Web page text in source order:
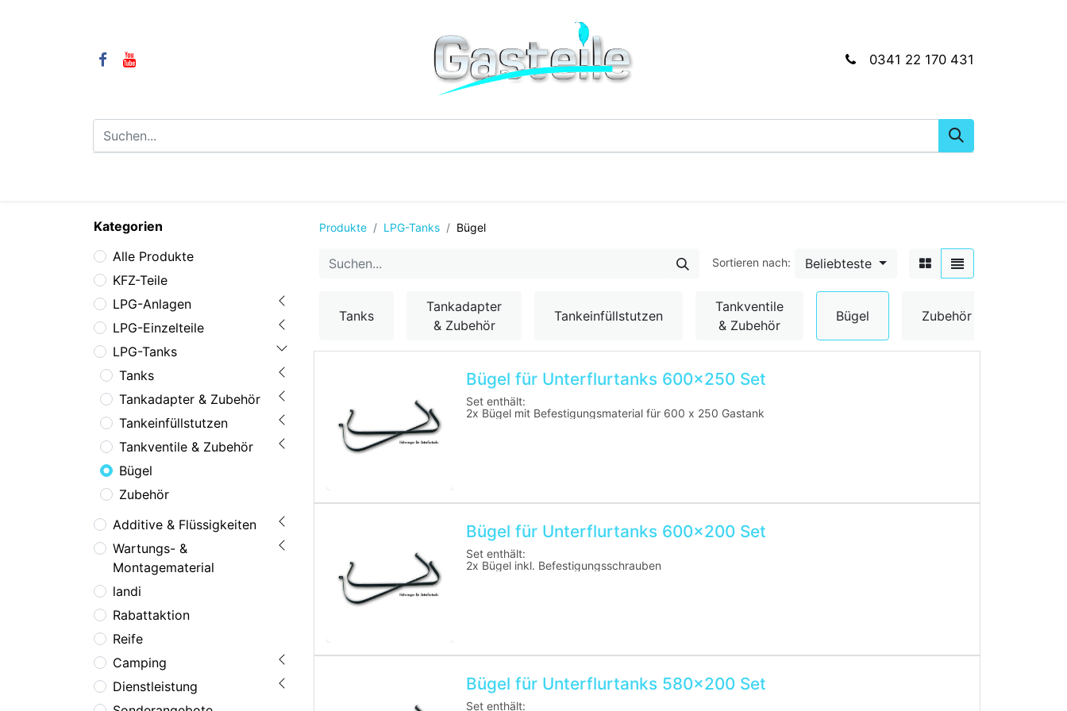
0341 22 170 431
Kategorien
Alle Produkte
KFZ-Teile
LPG-Anlagen
LPG-Einzelteile
LPG-Tanks
Tanks
Tankadapter & Zubehör
Tankeinfüllstutzen
Tankventile & Zubehör
Bügel
Zubehör
Additive & Flüssigkeiten
Wartungs- &
Montagematerial
landi
Rabattaktion
Reife
Camping
Dienstleistung
Produkte LPG-Tanks Bügel
Sortieren nach: Beliebteste
Tanks
Tankadapter
& Zubehör
Tankeinfüllstutzen
Tankventile
& Zubehör
Bügel Zubehör
Bügel für Unterflurtanks 600x250 Set
Set enthält:
2x Bügel mit Befestigungsmaterial für 600 x 250 Gastank
Bügel für Unterflurtanks 600x200 Set
Set enthält:
2x Bügel inkl. Befestigungsschrauben
Bügel für Unterflurtanks 580x200 Set
Set enthält: